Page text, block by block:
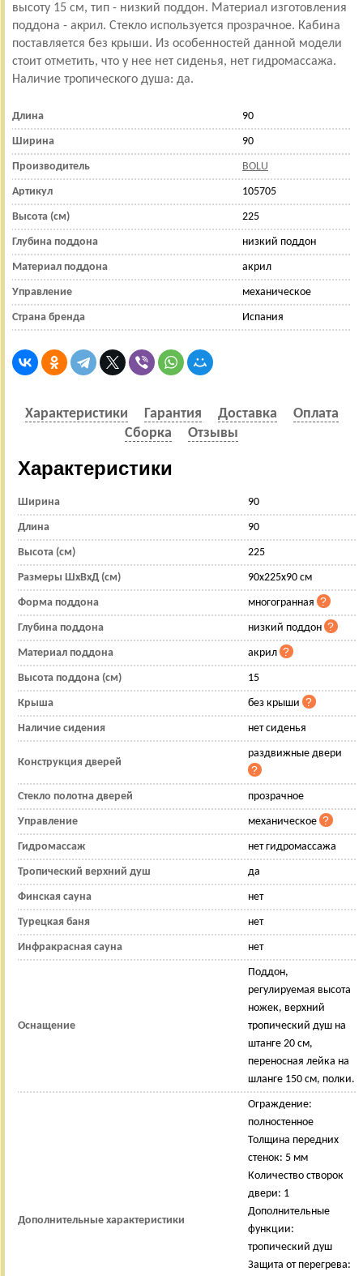
высоту 15 см, тип - низкий поддон. Материал изготовления
поддона - акрил. Стекло используется прозрачное. Кабина
поставляется без крыши. Из особенностей данной модели
стоит отметить, что у нее нет сиденья, нет гидромассажа.
Наличие тропического душа: да.
Длина 90
Ширина 90
Производитель BOLU
Артикул 105705
Высота (см) 225
Глубина поддона низкий поддон
Материал поддона акрил
Управление механическое
Страна бренда Испания
Характеристики Гарантия Доставка
Оплата
Сборка
Отзывы
Характеристики
Ширина 90
Длина 90
Высота (см) 225
Размеры ШхВхД (см) 90x225x90 см
Форма поддона многогранная
Глубина поддона низкий поддон
Материал поддона акрил
Высота поддона (см) 15
Крыша без крыши
Наличие сидения нет сиденья
Конструкция дверей
раздвижные двери
Стекло полотна дверей прозрачное
Управление механическое
Гидромассаж нет гидромассажа
Тропический верхний душ да
Финская сауна нет
Турецкая баня нет
Инфракрасная сауна нет
Оснащение
Поддон,
регулируемая высота
ножек, верхний
тропический душ на
штанге 20 см,
переносная лейка на
шланге 150 см, полки.
Дополнительные характеристики
Ограждение:
полностенное
Толщина передних
стенок: 5 мм
Количество створок
двери: 1
Дополнительные
функции:
тропический душ
Защита от перегрева: